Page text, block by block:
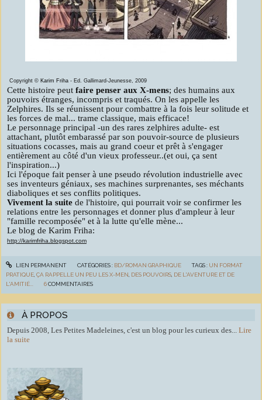
À PROPOS
Depuis 2008, Les Petites Madeleines, c'est un blog pour les curieux des...
Lire
la suite
Copyright © Karim Friha - Ed. Gallimard-Jeunesse, 2009
Cette histoire peut faire penser aux X-mens; des humains aux
pouvoirs étranges, incompris et traqués. On les appelle les
Zelphires. Ils se réunissent pour combattre à la fois leur solitude et
les forces de mal... trame classique, mais efficace!
Le personnage principal -un des rares zelphires adulte- est
attachant, plutôt embarassé par son pouvoir-source de plusieurs
situations cocasses, mais au grand coeur et prêt à s'engager
entièrement au côté d'un vieux professeur..(et oui, ça sent
l'inspiration...)
Ici l'époque fait penser à une pseudo révolution industrielle avec
ses inventeurs géniaux, ses machines surprenantes, ses méchants
diaboliques et ses conflits politiques.
Vivement la suite de l'histoire, qui pourrait voir se confirmer les
relations entre les personnages et donner plus d'ampleur à leur
"famille recomposée" et à la lutte qu'elle mène...
Le blog de Karim Friha:
http://karimfriha.blogspot.com
LIEN PERMANENT CATÉGORIES : BD/ROMAN GRAPHIQUE TAGS : UN FORMAT
PRATIQUE ,ÇA RAPPELLE UN PEU LES X-MEN DES POUVOIRS DE L'AVENTURE ET DE
L'AMITIÉ...
6 COMMENTAIRES